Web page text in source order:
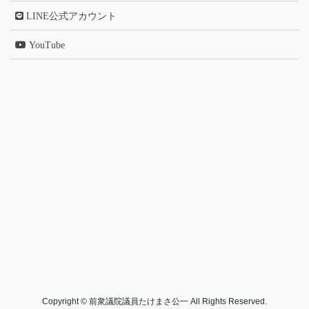
LINE公式アカウント
YouTube
Copyright © 前衆議院議員たけまさ公一 All Rights Reserved.